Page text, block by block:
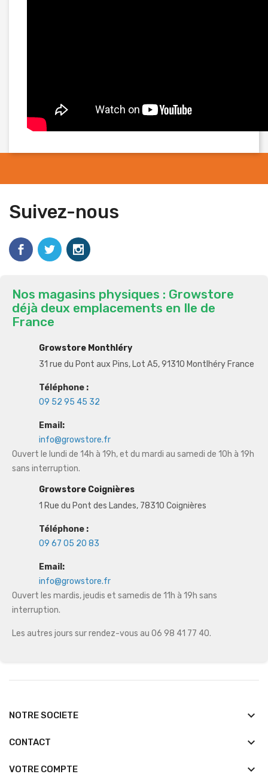
Suivez-nous
Nos magasins physiques : Growstore
déjà deux emplacements en Ile de
France
Growstore Monthléry
31 rue du Pont aux Pins, Lot A5, 91310 Montlhéry France
Téléphone :
09 52 95 45 32
Email:
info@growstore.fr
Ouvert le lundi de 14h à 19h, et du mardi au samedi de 10h à 19h
sans interruption.
Growstore Coignières
1 Rue du Pont des Landes, 78310 Coignières
Téléphone :
09 67 05 20 83
Email:
info@growstore.fr
Ouvert les mardis, jeudis et samedis de 11h à 19h sans
interruption.
Les autres jours sur rendez-vous au 06 98 41 77 40.
NOTRE SOCIETE keyboard_arrow_down
CONTACT keyboard_arrow_down
VOTRE COMPTE 